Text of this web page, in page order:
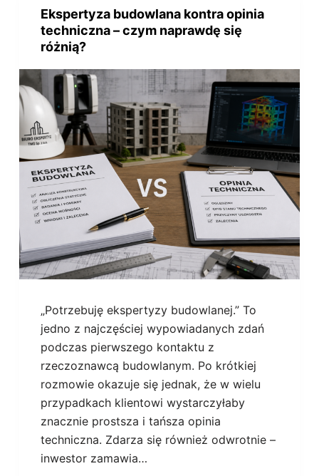
Ekspertyza budowlana kontra opinia
techniczna – czym naprawdę się
różnią?
„Potrzebuję ekspertyzy budowlanej.” To
jedno z najczęściej wypowiadanych zdań
podczas pierwszego kontaktu z
rzeczoznawcą budowlanym. Po krótkiej
rozmowie okazuje się jednak, że w wielu
przypadkach klientowi wystarczyłaby
znacznie prostsza i tańsza opinia
techniczna. Zdarza się również odwrotnie –
inwestor zamawia…